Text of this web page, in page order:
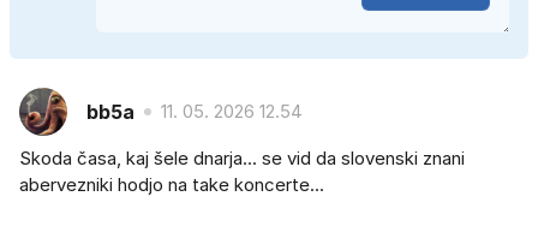
bb5a 11. 05. 2026 12.54
Skoda časa, kaj šele dnarja... se vid da slovenski znani
abervezniki hodjo na take koncerte...